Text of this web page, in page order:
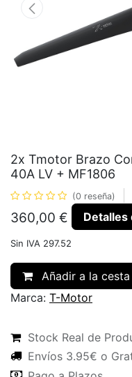
2x Tmotor Brazo
40A LV + MF1806
(0 reseña)
360,00 € Detalles
Sin IVA 297.52
Añadir a la cesta
Marca: T-Motor
Stock Real de
Envíos 3.95€ o